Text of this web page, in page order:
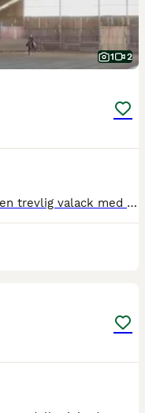
1 2
WHATA GUN FLASH ”Lilleskutt” är en trevlig valack med supertalang för reining. Perfekt för dig som vill börja tävla eller lära sig reining. Han skulle även passa någon som har ambitioner att testa l